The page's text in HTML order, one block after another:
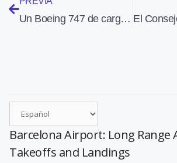
Un Boeing 747 de carga se sale de la pista de Hong Kong y causa la muerte a dos empleados del aeropuerto
Barcelona Airport: Long Range
Takeoffs and Landings